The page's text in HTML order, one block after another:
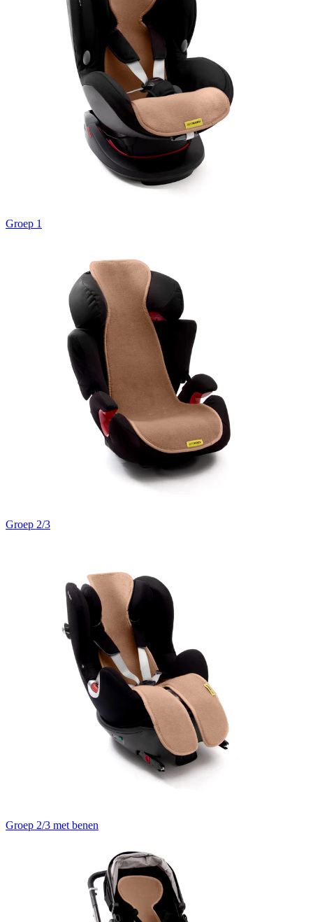
Groep 1
Groep 2/3
Groep 2/3 met benen